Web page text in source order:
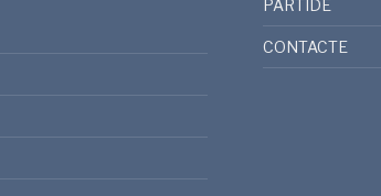
PARTIDE
CONTACTE